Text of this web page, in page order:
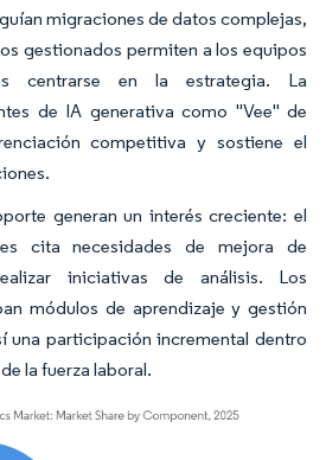
migraciones de datos complejas,
gestionados permiten a los equipos
centrarse en la estrategia. La
de IA generativa como "Vee" de
competitiva y sostiene el
generan un interés creciente: el
cita necesidades de mejora de
iniciativas de análisis. Los
módulos de aprendizaje y gestión
una participación incremental dentro
la fuerza laboral.